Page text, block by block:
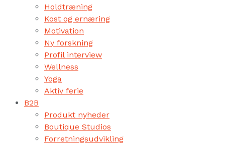
Holdtræning
Kost og ernæring
Motivation
Ny forskning
Profil interview
Wellness
Yoga
Aktiv ferie
B2B
Produkt nyheder
Boutique Studios
Forretningsudvikling